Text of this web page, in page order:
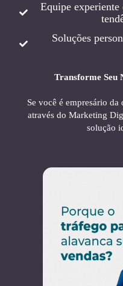
Equipe
Soluções
Transforme Seu
Se você é empresário
através do Marketing
solução